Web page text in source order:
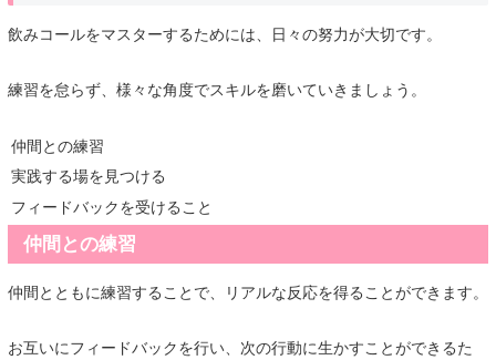
飲みコールをマスターするためには、日々の努力が大切です。
練習を怠らず、様々な角度でスキルを磨いていきましょう。
仲間との練習
実践する場を見つける
フィードバックを受けること
仲間との練習
仲間とともに練習することで、リアルな反応を得ることができます。
お互いにフィードバックを行い、次の行動に生かすことができるた